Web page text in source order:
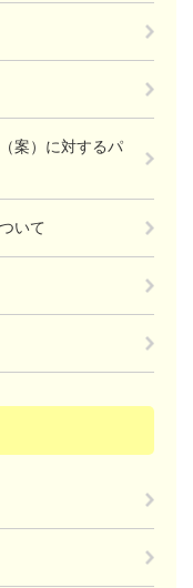
案）に対するパ
いて